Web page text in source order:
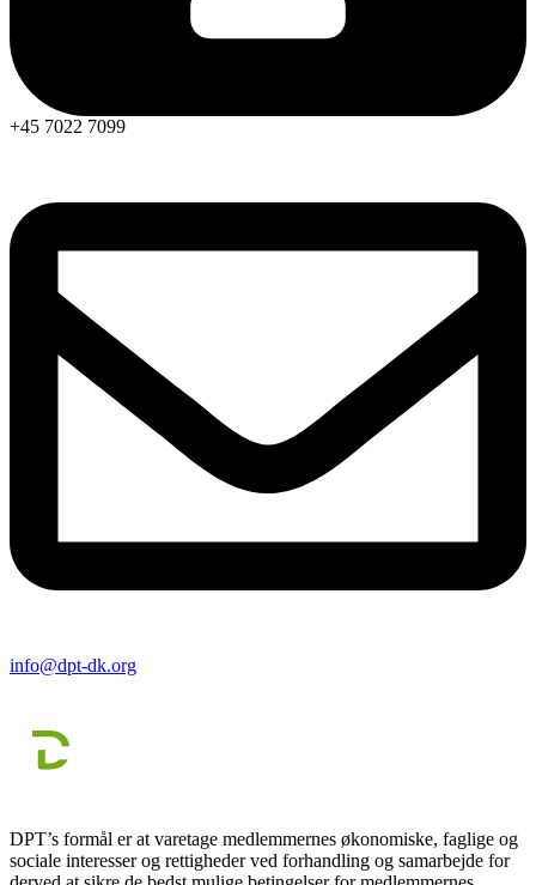
+45 7022 7099
info@dpt-dk.org
DPT’s formål er at varetage medlemmernes økonomiske, faglige og
sociale interesser og rettigheder ved forhandling og samarbejde for